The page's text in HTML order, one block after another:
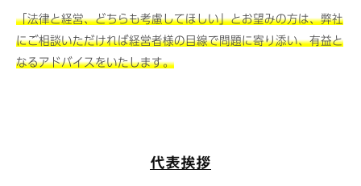
「法律と経営、どちらも考慮してほしい」とお望みの方は、弊社
にご相談いただければ経営者様の目線で問題に寄り添い、有益と
なるアドバイスをいたします。
代表挨拶